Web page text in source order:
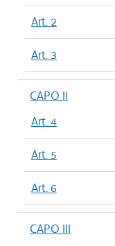
Art. 2
Art. 3
CAPO II
Art. 4
Art. 5
Art. 6
CAPO III